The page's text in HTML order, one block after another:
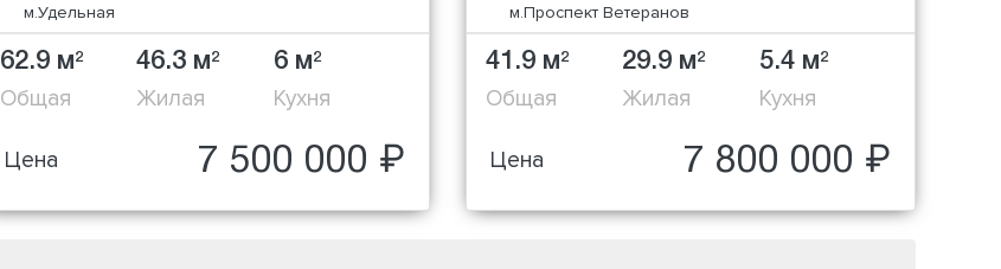
м.Удельная
62.9 м2
Общая
46.3 м2
Жилая
6 м2
Кухня
Цена 7 500 000 ₽
м.Проспект Ветеранов
41.9 м2
Общая
29.9 м2
Жилая
5.4 м2
Кухня
Цена 7 800 000 ₽